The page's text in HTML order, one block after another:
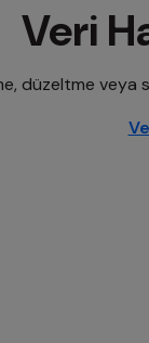
Veri
düzeltme veya